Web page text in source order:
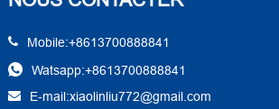
Mobile:+8613700888841
Watsapp:+8613700888841
E-mail:xiaolinliu772@gmail.com